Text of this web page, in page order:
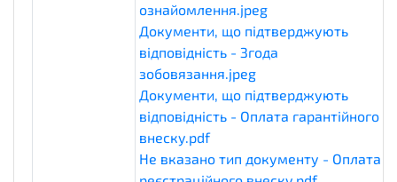
ознайомлення.jpeg
Документи, що підтверджують
відповідність - Згода
зобовязання.jpeg
Документи, що підтверджують
відповідність - Оплата гарантійного
внеску.pdfeligibilityDocuments
Не вказано тип документу - Оплата